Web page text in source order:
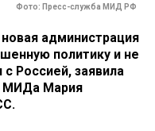
Фото: Пресс-служба МИД РФ
администрация
политику и не
Россией, заявила
МИДа Мария